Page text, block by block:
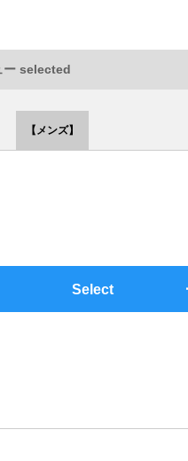
ー selected
【メンズ】
Select